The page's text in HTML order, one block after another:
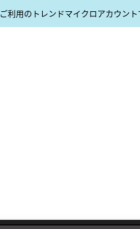
ご利用のトレンドマイクロアカウン